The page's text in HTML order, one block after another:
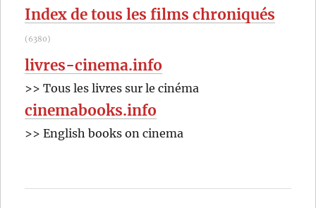
Index de tous les films chroniqués
(6380)
livres-cinema.info
>> Tous les livres sur le cinéma
cinemabooks.info
>> English books on cinema